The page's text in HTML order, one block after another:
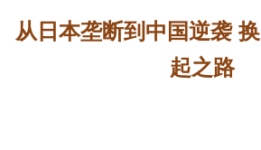
从日本垄断到中国逆袭
起之路